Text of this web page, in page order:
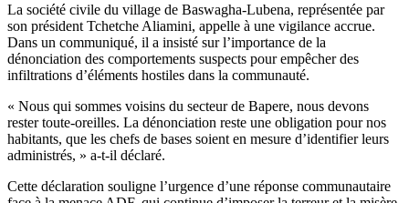
La société civile du village de Baswagha-Lubena, représentée par
son président Tchetche Aliamini, appelle à une vigilance accrue.
Dans un communiqué, il a insisté sur l’importance de la
dénonciation des comportements suspects pour empêcher des
infiltrations d’éléments hostiles dans la communauté.
« Nous qui sommes voisins du secteur de Bapere, nous devons
rester toute-oreilles. La dénonciation reste une obligation pour nos
habitants, que les chefs de bases soient en mesure d’identifier leurs
administrés, » a-t-il déclaré.
Cette déclaration souligne l’urgence d’une réponse communautaire